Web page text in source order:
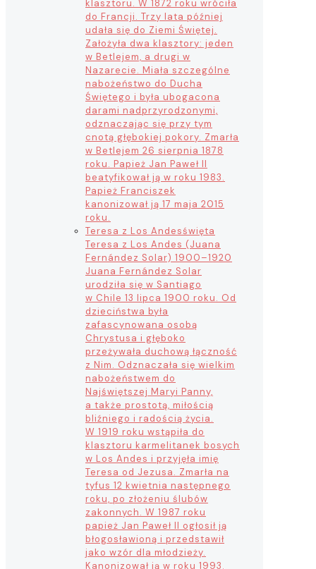
klasztoru. W 1872 roku wróciła
do Francji. Trzy lata później
udała się do Ziemi Świętej.
Założyła dwa klasztory: jeden
w Betlejem, a drugi w
Nazarecie. Miała szczególne
nabożeństwo do Ducha
Świętego i była ubogacona
darami nadprzyrodzonymi,
odznaczając się przy tym
cnotą głębokiej pokory. Zmarła
w Betlejem 26 sierpnia 1878
roku. Papież Jan Paweł II
beatyfikował ją w roku 1983.
Papież Franciszek
kanonizował ją 17 maja 2015
roku.
Teresa z Los Andesświęta
Teresa z Los Andes (Juana
Fernández Solar) 1900–1920
Juana Fernández Solar
urodziła się w Santiago
w Chile 13 lipca 1900 roku. Od
dzieciństwa była
zafascynowana osobą
Chrystusa i głęboko
przeżywała duchową łączność
z Nim. Odznaczała się wielkim
nabożeństwem do
Najświętszej Maryi Panny,
a także prostotą, miłością
bliźniego i radością życia.
W 1919 roku wstąpiła do
klasztoru karmelitanek bosych
w Los Andes i przyjęła imię
Teresa od Jezusa. Zmarła na
tyfus 12 kwietnia następnego
roku, po złożeniu ślubów
zakonnych. W 1987 roku
papież Jan Paweł II ogłosił ją
błogosławioną i przedstawił
jako wzór dla młodzieży.
Kanonizował ją w roku 1993.